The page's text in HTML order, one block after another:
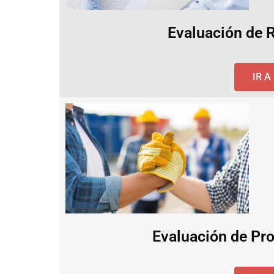
Evaluación de
IR A
Evaluación de